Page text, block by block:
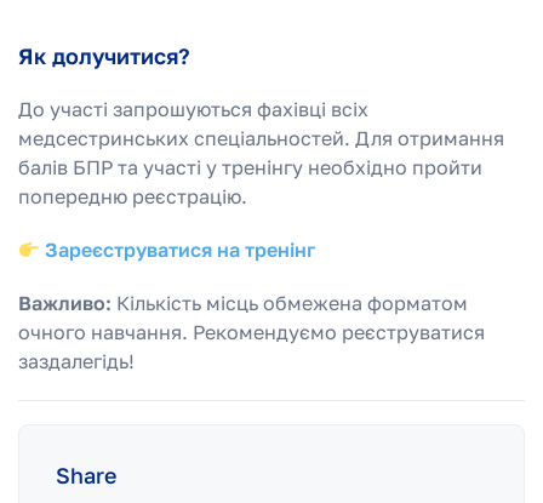
Як долучитися?
До участі запрошуються фахівці всіх
медсестринських спеціальностей. Для отримання
балів БПР та участі у тренінгу необхідно пройти
попередню реєстрацію.
Зареєструватися на тренінг
Важливо: Кількість місць обмежена форматом
очного навчання. Рекомендуємо реєструватися
заздалегідь!
Share